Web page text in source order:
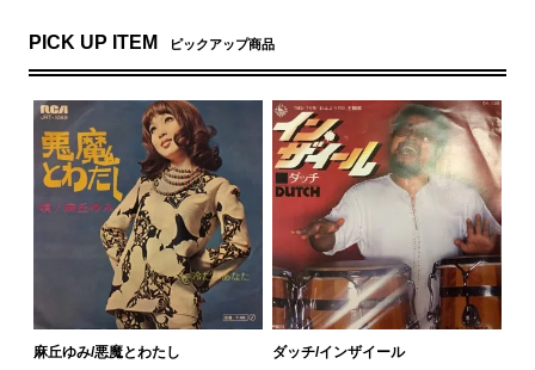
PICK UP ITEM ピックアップ商品
麻丘ゆみ/悪魔とわたし ダッチ/インザイール